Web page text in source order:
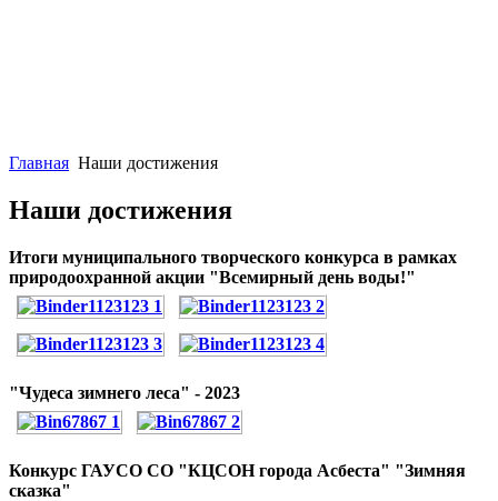
Главная Наши достижения
Наши достижения
Итоги муниципального творческого конкурса в рамках
природоохранной акции "Всемирный день воды!"
"Чудеса зимнего леса" - 2023
Конкурс ГАУСО СО "КЦСОН города Асбеста" "Зимняя
сказка"